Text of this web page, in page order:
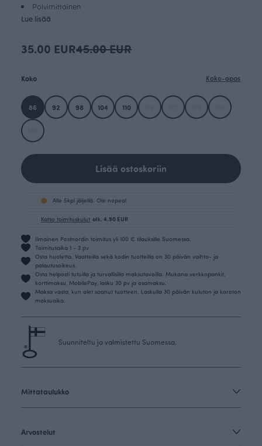
Polvimittainen
Lue lisää
35.00 EUR45.00 EUR
Koko Koko-opas
86 92 98 104 110
Lisää ostoskoriin
Alle 5kpl jäljellä. Ole nopea!
Katso toimituskulut alk. 4.90 EUR
Ilmainen Postnordin toimitus yli 100 € tilauksille Suomessa.
Toimitusaika 1 - 3 pv
Osta huoletta. Vaatteilla sekä kodin tuotteilla on 30 päivän vaihto- ja
palautusoikeus.
Osta helposti tutuilla ja turvallisilla maksutavoilla. Mukana verkkopankit,
korttimaksu, MobilePay, lasku 30 pv ja osamaksu.
Maksa vasta, kun olet saanut tuotteen. Laskulla 30 päivän kuluton ja koroton
maksuaika.
Suunniteltu ja valmistettu Suomessa.
Mittataulukko
Arvostelut